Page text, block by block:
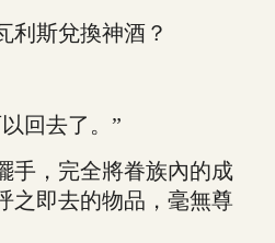
斯兌換神酒？
回去了。”
，完全將眷族內的成
之即去的物品，毫無尊